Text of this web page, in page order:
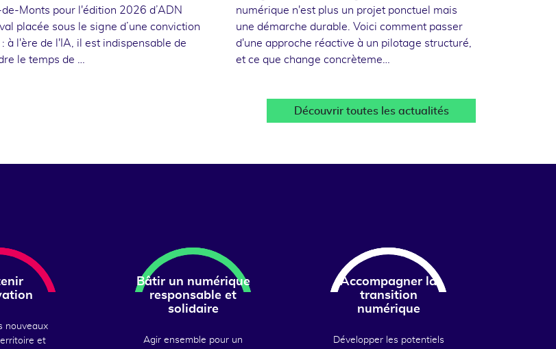
de-Monts pour l'édition 2026 d’ADN
placée sous le signe d’une conviction
à l'ère de l'IA, il est indispensable de
le temps de …
numérique n'est plus un projet ponctuel mais
une démarche durable. Voici comment passer
d'une approche réactive à un pilotage structuré,
et ce que change concrèteme…
Découvrir toutes les actualités
nouveaux
et
Bâtir un numérique
responsable et
solidaire
Agir ensemble pour un
Accompagner la
transition
numérique
Développer les potentiels